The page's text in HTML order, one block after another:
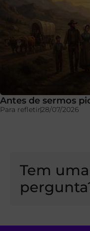
Antes de sermos
Para refletir28/07/2026
Tem uma